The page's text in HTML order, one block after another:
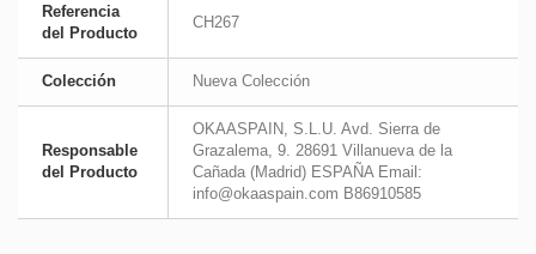
Referencia
del Producto
CH267
Colección Nueva Colección
Responsable
del Producto
OKAASPAIN, S.L.U. Avd. Sierra de
Grazalema, 9. 28691 Villanueva de la
Cañada (Madrid) ESPAÑA Email:
info@okaaspain.com B86910585